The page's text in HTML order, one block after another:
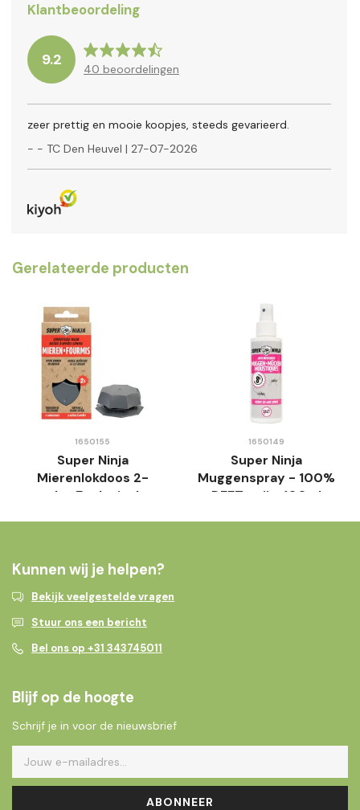
Klantbeoordeling
9.2
40 beoordelingen
zeer prettig en mooie koopjes, steeds gevarieerd.
- - TC Den Heuvel | 27-07-2026
Gerelateerde producten
1650155
Super Ninja
Mierenlokdoos 2-
pack - Ecologisch -
1650149
Super Ninja
Muggenspray - 100%
DEET-vrij - 100ml
Kunnen wij je helpen?
Bekijk veelgestelde vragen
Stuur ons een bericht
Bel ons op +31 343745011
Blijf op de hoogte
Schrijf je in voor de nieuwsbrief
ABONNEER